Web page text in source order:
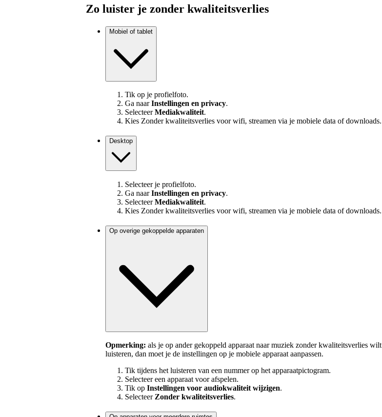
Zo luister je zonder kwaliteitsverlies
Mobiel of tablet
Tik op je profielfoto.
Ga naarInstellingen en privacy.
SelecteerMediakwaliteit.
Kies Zonder kwaliteitsverlies voor wifi, streamen via je mobiele data of downloads.
Desktop
Selecteer je profielfoto.
Ga naarInstellingen en privacy.
SelecteerMediakwaliteit.
Kies Zonder kwaliteitsverlies voor wifi, streamen via je mobiele data of downloads.
Op overige gekoppelde apparaten
Opmerking: als je op ander gekoppeld apparaat naar muziek zonder kwaliteitsverlies wilt
luisteren, dan moet je de instellingen op je mobiele apparaat aanpassen.
Tik tijdens het luisteren van een nummer op het apparaatpictogram.
Selecteer een apparaat voor afspelen.
Tik op Instellingen voor audiokwaliteit wijzigen.
Selecteer Zonder kwaliteitsverlies.